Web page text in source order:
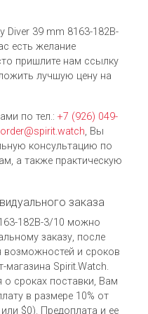
Diver 39 mm 8163-182B-
есть желание
пришлите нам ссылку
лучшую цену на
по тел.: +7 (926) 049-
order@spirit.watch, Вы
консультацию по
а также практическую
заказа
182B-3/10 можно
заказу, после
возможностей и сроков
магазина Spirit.Watch.
о сроках поставки, Вам
в размере 10% от
или $0). Предоплата и ее